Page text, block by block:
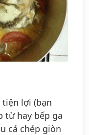
lợi (bạn
từ hay bếp ga
cá chép giòn